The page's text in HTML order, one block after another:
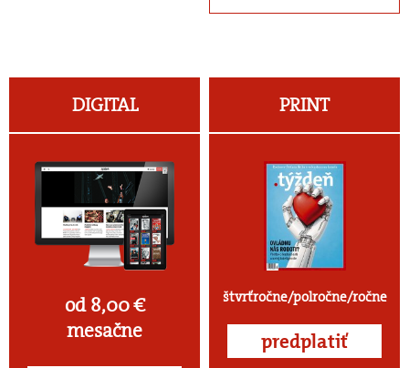
DIGITAL
od 8,00 €
mesačne
PRINT
štvrťročne/polročne/ročne
predplatiť